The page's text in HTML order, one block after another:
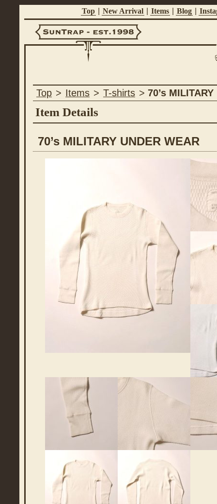
Top New Arrival Items Blog
Est.1998
Top > Items > T-shirts > 70’s
Item Details
70’s MILITARY UNDER WEAR